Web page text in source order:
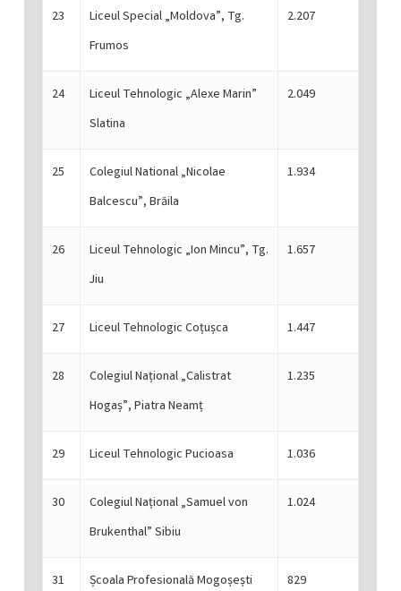
23
Liceul Special „Moldova”, Tg.
Frumos
2.207
24
Liceul Tehnologic „Alexe Marin”
Slatina
2.049
25
Colegiul National „Nicolae
Balcescu”, Brăila
1.934
26
Liceul Tehnologic „Ion Mincu”, Tg.
Jiu
1.657
27 Liceul Tehnologic Coțușca 1.447
28
Colegiul Național „Calistrat
Hogaș”, Piatra Neamț
1.235
29 Liceul Tehnologic Pucioasa 1.036
30
Colegiul Național „Samuel von
Brukenthal” Sibiu
1.024
31 Școala Profesională Mogoșești 829